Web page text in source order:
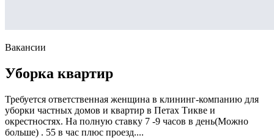
Вакансии
Уборка квартир
Требуется ответственная женщина в клининг-компанию для
уборки частных домов и квартир в Петах Тикве и
окрестностях. На полную ставку 7 -9 часов в день(Можно
больше) . 55 в час плюс проезд....